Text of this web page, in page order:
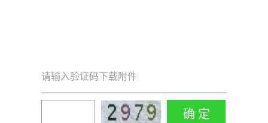
请输入验证码下载附件